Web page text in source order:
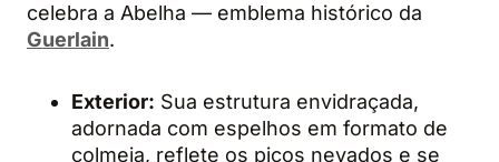
celebra a Abelha — emblema histórico da
Guerlain.
Exterior: Sua estrutura envidraçada,
adornada com espelhos em formato de
colmeia, reflete os picos nevados e se